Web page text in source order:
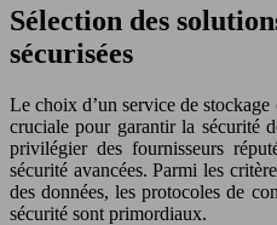
Sélection des
sécurisées
Le choix d’un service de
cruciale pour garantir la sécurité
privilégier des fournisseurs
sécurité avancées. Parmi les
des données, les protocoles de
sécurité sont primordiaux.